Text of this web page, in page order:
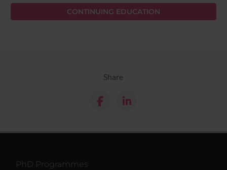
CONTINUING EDUCATION
Share
PhD Programmes